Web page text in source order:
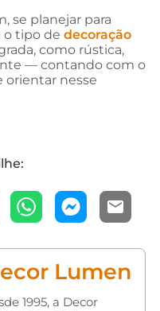
se planejar para
o tipo de decoração
como rústica,
— contando com o
orientar nesse
Lumen
1995, a Decor